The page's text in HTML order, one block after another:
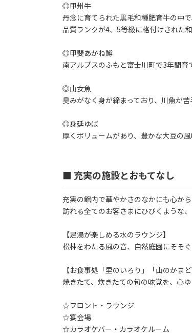
◎甲州牛
丹念に育てられた黒毛和種肥育牛の中で
品質ランクが4、5等級に格付けされた和
◎甲斐あかね鱒
南アルプスのふもと富士川町で3年間育
◎山女魚
臭みがなく身が締まっており、川魚が苦
◎身延ゆば
厚くボリュームがあり、豊かな大豆の風
■ 充実の施設とおもてなし
充実の館内で華やかさのなかにも心から
訪れる全てのお客さまにひびくような
【足湯が楽しめる水のラウンジ】
松林をわたる風の音、自然庭園にそそ
【お食事処「里のいろり」「山のかまど
焼きたて、炊きたての旬の味覚を、心
☆フロント・ラウンジ
☆宴会場
☆カラオケバー・カラオケルーム